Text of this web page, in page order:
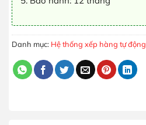
Danh mục: Hệ thống xếp hàng tự động